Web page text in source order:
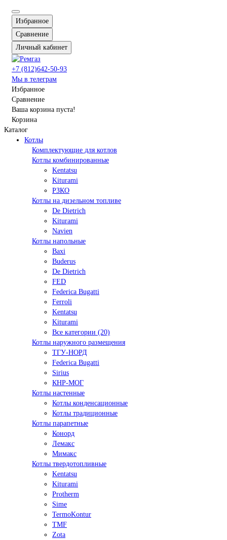
Избранное
Сравнение
Личный кабинет
+7 (812)642-50-93
Мы в телеграм
Избранное
Сравнение
Ваша корзина пуста!
Корзина
Каталог
Котлы
Комплектующие для котлов
Котлы комбинированные
Kentatsu
Kiturami
РЗКО
Котлы на дизельном топливе
De Dietrich
Kiturami
Navien
Котлы напольные
Baxi
Buderus
De Dietrich
FED
Federica Bugatti
Ferroli
Kentatsu
Kiturami
Все категории (20)
Котлы наружного размещения
ТГУ-НОРД
Federica Bugatti
Sirius
КНР-МОГ
Котлы настенные
Котлы конденсационные
Котлы традиционные
Котлы парапетные
Конорд
Лемакс
Мимакс
Котлы твердотопливные
Kentatsu
Kiturami
Protherm
Sime
TermoKontur
TMF
Zota